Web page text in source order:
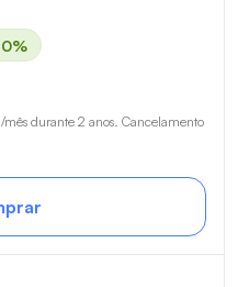
/mês durante 2 anos. Cancelamento